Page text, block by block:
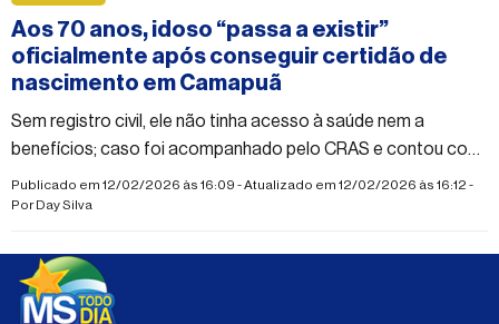
Aos 70 anos, idoso “passa a existir”
oficialmente após conseguir certidão de
nascimento em Camapuã
Sem registro civil, ele não tinha acesso à saúde nem a
benefícios; caso foi acompanhado pelo CRAS e contou com
apoio da Defensoria Pública
Publicado em 12/02/2026 às 16:09 - Atualizado em 12/02/2026 às 16:12 -
PorDay Silva